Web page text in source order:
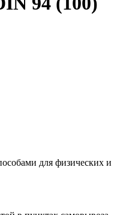
для физических и